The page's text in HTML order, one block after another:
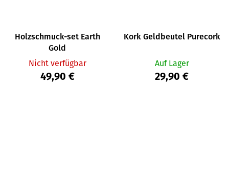
Holzschmuck-set Earth
Gold
Nicht verfügbar
49,90 €
Kork Geldbeutel Purecork
Auf Lager
29,90 €